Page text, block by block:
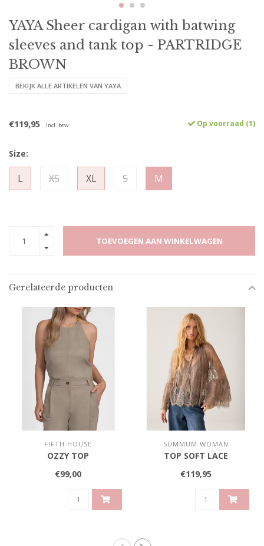
YAYA Sheer cardigan with batwing
sleeves and tank top - PARTRIDGE
BROWN
BEKIJK ALLE ARTIKELEN VAN YAYA
€119,95 Incl. btw Op voorraad (1)
Size:
L XS XL S M
TOEVOEGEN AAN WINKELWAGEN
Gerelateerde producten
FIFTH HOUSE
OZZY TOP
€99,00
SUMMUM WOMAN
TOP SOFT LACE
€119,95